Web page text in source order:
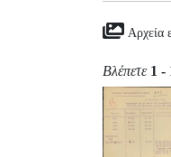
Αρχεία
Βλέπετε 1 -